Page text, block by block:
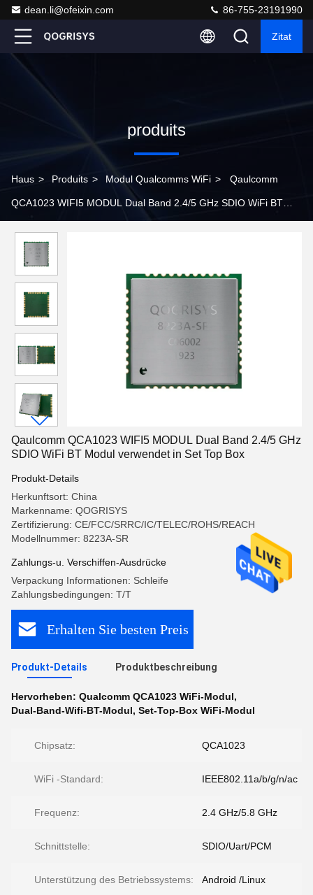
dean.li@ofeixin.com 86-755-23191990
Zitat
produits
Haus > Produits > Modul Qualcomms WiFi > Qaulcomm
QCA1023 WIFI5 MODUL Dual Band 2.4/5 GHz SDIO WiFi BT
Qaulcomm QCA1023 WIFI5 MODUL Dual Band 2.4/5 GHz
SDIO WiFi BT Modul verwendet in Set Top Box
Produkt-Details
Herkunftsort: China
Markenname: QOGRISYS
Zertifizierung: CE/FCC/SRRC/IC/TELEC/ROHS/REACH
Modellnummer: 8223A-SR
Zahlungs-u. Verschiffen-Ausdrücke
Verpackung Informationen: Schleife
Zahlungsbedingungen: T/T
Erhalten Sie besten Preis
Produkt-Details Produktbeschreibung
Hervorheben: Qualcomm QCA1023 WiFi-Modul,
Dual-Band-Wifi-BT-Modul, Set-Top-Box WiFi-Modul
Chipsatz: QCA1023
WiFi -Standard: IEEE802.11a/b/g/n/ac
Frequenz: 2.4 GHz/5.8 GHz
Schnittstelle: SDIO/Uart/PCM
Unterstützung des Betriebssystems: Android /Linux